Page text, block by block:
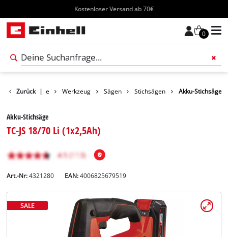
Kostenloser Versand ab 70€
0
Zurück |
Produkte Werkzeug Sägen Stichsägen Akku-Stichsäge
Akku-Stichsäge
TC-JS 18/70 Li (1x2,5Ah)
Art.-Nr: 4321280 EAN:4006825679519
SALE